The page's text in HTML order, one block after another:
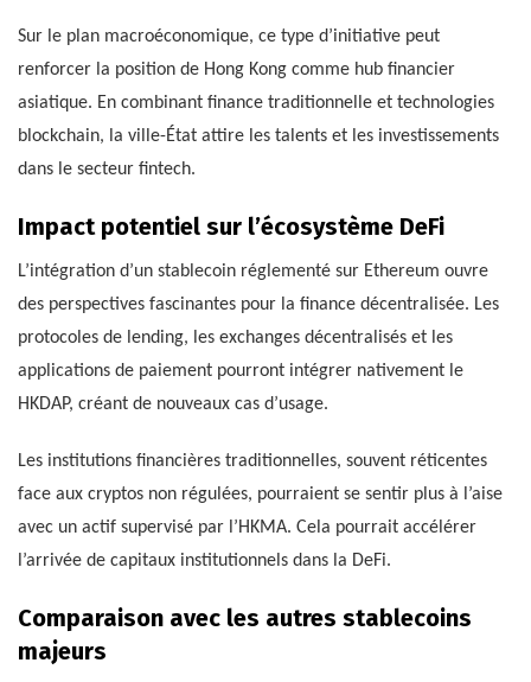
Sur le plan macroéconomique, ce type d’initiative peut
renforcer la position de Hong Kong comme hub financier
asiatique. En combinant finance traditionnelle et technologies
blockchain, la ville-État attire les talents et les investissements
dans le secteur fintech.
Impact potentiel sur l’écosystème DeFi
L’intégration d’un stablecoin réglementé sur Ethereum ouvre
des perspectives fascinantes pour la finance décentralisée. Les
protocoles de lending, les exchanges décentralisés et les
applications de paiement pourront intégrer nativement le
HKDAP, créant de nouveaux cas d’usage.
Les institutions financières traditionnelles, souvent réticentes
face aux cryptos non régulées, pourraient se sentir plus à l’aise
avec un actif supervisé par l’HKMA. Cela pourrait accélérer
l’arrivée de capitaux institutionnels dans la DeFi.
Comparaison avec les autres stablecoins
majeurs